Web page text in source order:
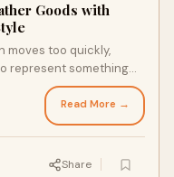
Goods with
moves too quickly,
represent something
...
Read More →
Share